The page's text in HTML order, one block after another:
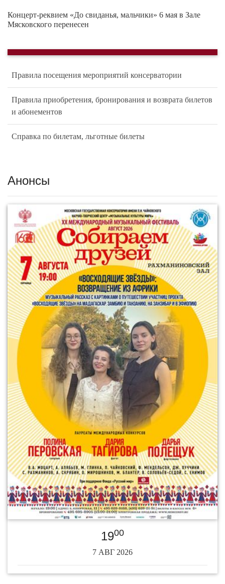
Концерт-реквием «До свиданья, мальчики» 6 мая в Зале
Мясковского перенесен
Правила посещения мероприятий консерватории
Правила приобретения, бронирования и возврата билетов
и абонементов
Справка по билетам, льготные билеты
Анонсы
1900
7 АВГ 2026